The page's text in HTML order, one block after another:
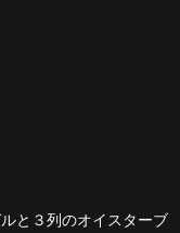
と３列のオイスターブ